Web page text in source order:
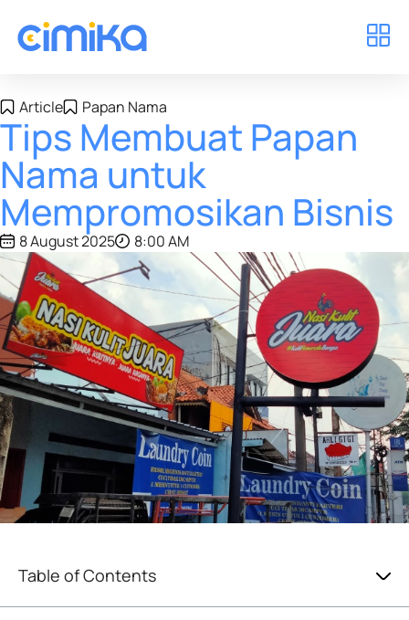
Article Papan Nama
Tips Membuat Papan
Nama untuk
Mempromosikan Bisnis
8 August 2025 8:00 AM
Table of Contents